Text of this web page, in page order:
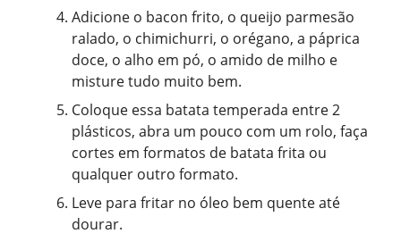
Adicione o bacon frito, o queijo parmesão
ralado, o chimichurri, o orégano, a páprica
doce, o alho em pó, o amido de milho e
misture tudo muito bem.
Coloque essa batata temperada entre 2
plásticos, abra um pouco com um rolo, faça
cortes em formatos de batata frita ou
qualquer outro formato.
Leve para fritar no óleo bem quente até
dourar.